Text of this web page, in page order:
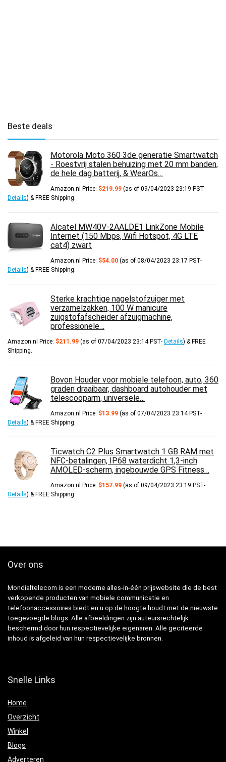
Beste deals
Motorola Moto 360 3de generatie Smartwatch
- Roestvrij stalen behuizing met 20 mm banden,
de hele dag batterij, & WearOs…
Amazon.nl Price: $219.99 (as of 09/04/2023 23:19 PST-
Details) & FREE Shipping.
Alcatel MW40V-2AALDE1 LinkZone Mobile
Internet (150 Mbps, Wifi Hotspot, 4G LTE
cat4) zwart
Amazon.nl Price: $54.00 (as of 08/04/2023 23:17 PST-
Details) & FREE Shipping.
Sterke krachtige nagelstofzuiger met
verzamelzakken, 100 W manicure
zuigstofafscheider afzuigmachine,
professionele…
Amazon.nl Price: $211.99 (as of 07/04/2023 23:14 PST- Details) & FREE
Shipping.
Bovon Houder voor mobiele telefoon, auto, 360
graden draaibaar, dashboard autohouder met
telescooparm, universele…
Amazon.nl Price: $13.99 (as of 07/04/2023 23:14 PST-
Details) & FREE Shipping.
Ticwatch C2 Plus Smartwatch 1 GB RAM met
NFC-betalingen, IP68 waterdicht 1,3-inch
AMOLED-scherm, ingebouwde GPS Fitness…
Amazon.nl Price: $157.99 (as of 09/04/2023 23:19 PST-
Details) & FREE Shipping.
Over ons
Mondialtelecom is een moderne alles-in-één prijswebsite die de best
verkopende producten van mobiele communicatie en
telefoonaccessoires biedt en u op de hoogte houdt met de nieuwste
toegevoegde blogs. Alle afbeeldingen zijn auteursrechtelijk
beschermd door hun respectievelijke eigenaren. Alle geciteerde
inhoud is afgeleid van hun respectievelijke bronnen.
Snelle Links
Home
Overzicht
Winkel
Blogs
Adverteren